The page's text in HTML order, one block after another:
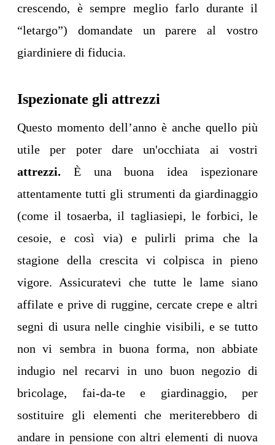
crescendo, è sempre meglio farlo durante il
“letargo”) domandate un parere al vostro
giardiniere di fiducia.
Ispezionate gli attrezzi
Questo momento dell’anno è anche quello più
utile per poter dare un'occhiata ai vostri
attrezzi. È una buona idea ispezionare
attentamente tutti gli strumenti da giardinaggio
(come il tosaerba, il tagliasiepi, le forbici, le
cesoie, e così via) e pulirli prima che la
stagione della crescita vi colpisca in pieno
vigore. Assicuratevi che tutte le lame siano
affilate e prive di ruggine, cercate crepe e altri
segni di usura nelle cinghie visibili, e se tutto
non vi sembra in buona forma, non abbiate
indugio nel recarvi in uno buon negozio di
bricolage, fai-da-te e giardinaggio, per
sostituire gli elementi che meriterebbero di
andare in pensione con altri elementi di nuova